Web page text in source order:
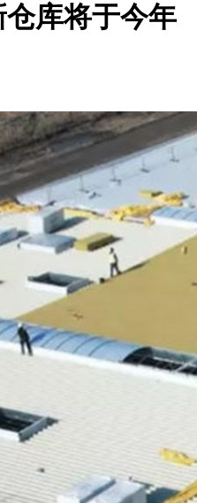
库将于今年